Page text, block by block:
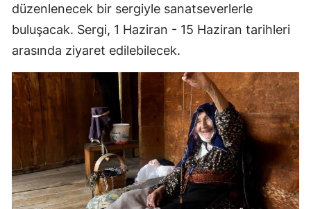
düzenlenecek bir sergiyle sanatseverlerle
buluşacak. Sergi, 1 Haziran - 15 Haziran tarihleri
arasında ziyaret edilebilecek.